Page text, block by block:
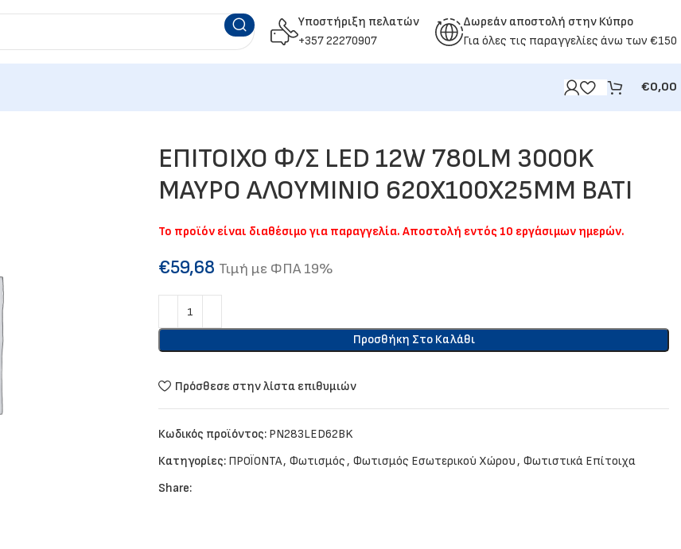
Υποστήριξη πελατών
+357 22270907
Δωρεάν αποστολή στην Κύπρο
Για όλες τις παραγγελίες άνω των €150
€0,00
ΕΠΙΤΟΙΧΟ Φ/Σ LED 12W 780LM 3000K
ΜΑΥΡΟ ΑΛΟΥΜΙΝΙΟ 620Χ100Χ25ΜΜ BATI
Το προϊόν είναι διαθέσιμο για παραγγελία. Αποστολή εντός 10 εργάσιμων ημερών.
€59,68 Τιμή με ΦΠΑ 19%
Προσθήκη Στο Καλάθι
Πρόσθεσε στην λίστα επιθυμιών
Κωδικός προϊόντος: PN283LED62BK
Κατηγορίες: ΠΡΟΪΟΝΤΑ, Φωτισμός, Φωτισμός Εσωτερικού Χώρου, Φωτιστικά Επίτοιχα
Share: